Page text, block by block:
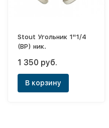
Stout Угольник 1"1/4
(ВР) ник.
1 350 руб.
В корзину